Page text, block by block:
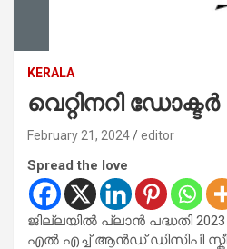
KERALA
വെറ്റിനറി ഡോക്ടർ
February 21, 2024 editor
Spread the love
ജില്ലയിൽ പ്ലാൻ പദ്ധതി
എൽ എച്ച് ആൻഡ് ഡിസിപി